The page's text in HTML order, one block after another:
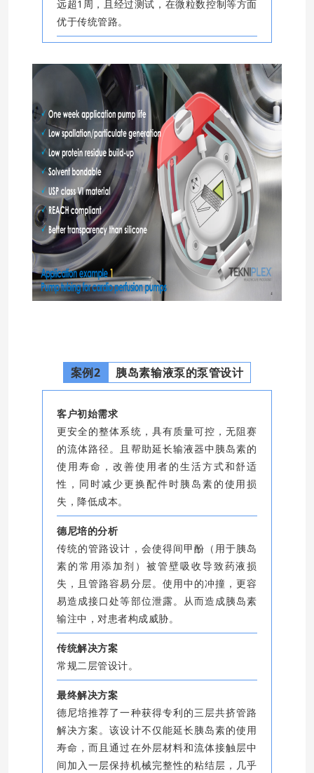
远超1周，且经过测试，在微粒数控制等方面
优于传统管路。
案例2 胰岛素输液泵的泵管设计
客户初始需求
更安全的整体系统，具有质量可控，无阻赛
的流体路径。且帮助延长输液器中胰岛素的
使用寿命，改善使用者的生活方式和舒适
性，同时减少更换配件时胰岛素的使用损
失，降低成本。
德尼培的分析
传统的管路设计，会使得间甲酚（用于胰岛
素的常用添加剂）被管壁吸收导致药液损
失，且管路容易分层。使用中的冲撞，更容
易造成接口处等部位泄露。从而造成胰岛素
输注中，对患者构成威胁。
传统解决方案
常规二层管设计。
最终解决方案
德尼培推荐了一种获得专利的三层共挤管路
解决方案。该设计不仅能延长胰岛素的使用
寿命，而且通过在外层材料和流体接触层中
间加入一层保持机械完整性的粘结层，几乎